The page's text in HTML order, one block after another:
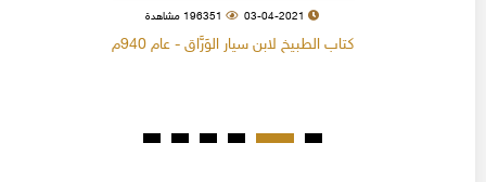
03-04-2021 196351 مشاهدة
كتاب الطبيخ لابن سيار الوَرَّاق - عام 940م